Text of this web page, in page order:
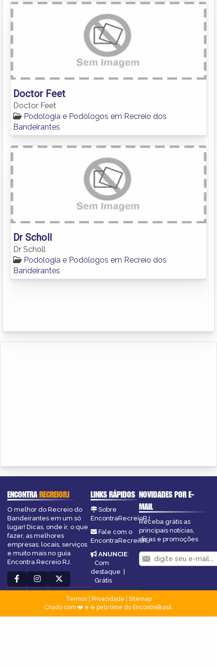
Doctor Feet
Doctor Feet
Podologia e Podólogos em Recreio dos
Bandeirantes
Dr Scholl
Dr Scholl
Podologia e Podólogos em Recreio dos
Bandeirantes
ENCONTRARECREIORJ
O melhor do Recreio do
Bandeirantes em um só
lugar! Dicas, onde ir, o que
fazer, as melhores
empresas, locais, serviços
e muito mais no guia
Encontra Recreio RJ.
LINKS RÁPIDOS
Sobre
EncontraRecreioRJ
Fale com o
EncontraRecreioRJ
ANUNCIE:
Com
destaque |
Grátis
NOVIDADES POR E-
MAIL
Receba grátis as
principais notícias,
dicas e promoções
Termos| Privacidade
Sitemap
Criado com ❤️ e ☕ pelo time do EncontraBrasil